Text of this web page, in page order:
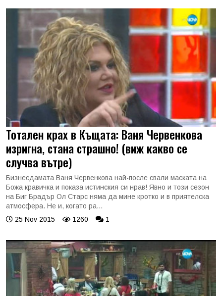
Тотален крах в Къщата: Ваня Червенкова
изригна, стана страшно! (виж какво се
случва вътре)
Бизнесдамата Ваня Червенкова най-после свали маската на
Божа кравичка и показа истинския си нрав! Явно и този сезон
на Биг Брадър Ол Старс няма да мине кротко и в приятелска
атмосфера. Не и, когато ра...
25 Nov 2015
1260 1